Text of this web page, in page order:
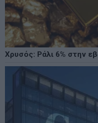
Χρυσός: Ράλι 6% στην